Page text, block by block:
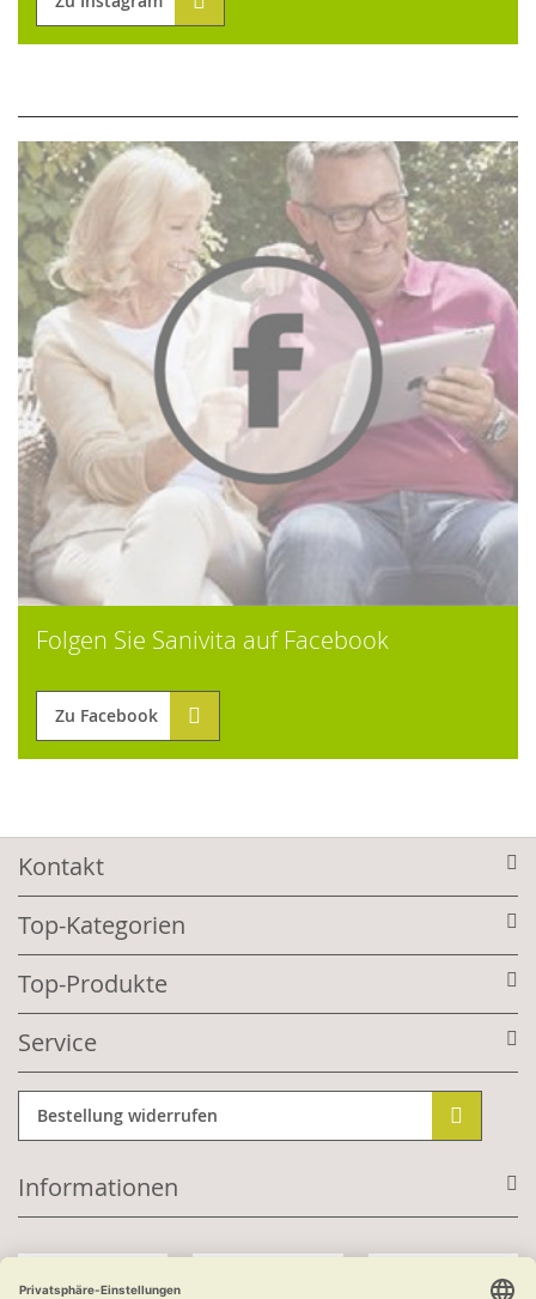
Folgen Sie Sanivita auf Facebook
Zu Facebook
Kontakt
Top-Kategorien
Top-Produkte
Service
Bestellung widerrufen
Informationen